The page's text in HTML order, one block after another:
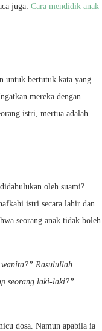
juga: Cara mendidik anak
untuk bertutuk kata yang
mereka dengan
istri, mertua adalah
oleh suami?
istri secara lahir dan
seorang anak tidak boleh
wanita?” Rasulullah
seorang laki-laki?”
dosa. Namun apabila ia